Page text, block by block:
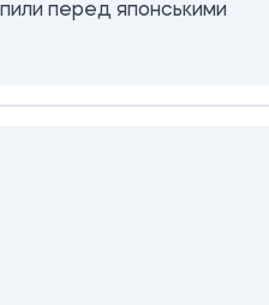
перед японськими